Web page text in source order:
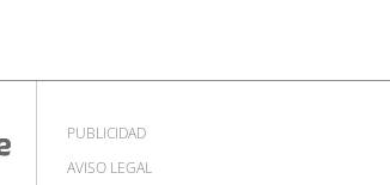
PUBLICIDAD
AVISO LEGAL